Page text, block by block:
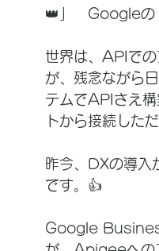
👑」　Googleの
世界は、APIで
が、残念ながら
テムでAPIさえ
トから接続した
昨今、DXの導入
です。👍
Google